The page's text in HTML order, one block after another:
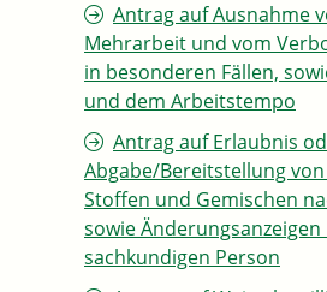
Antrag auf Ausnahme
Mehrarbeit und vom
in besonderen Fällen,
und dem Arbeitstempo
Antrag auf Erlaubnis
Abgabe/Bereitstellung
Stoffen und Gemischen
sowie
sachkundigen Person